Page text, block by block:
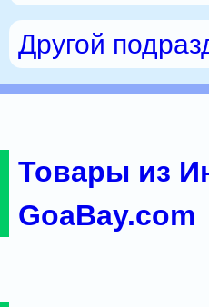
Другой
Товары из
GoaBay.com